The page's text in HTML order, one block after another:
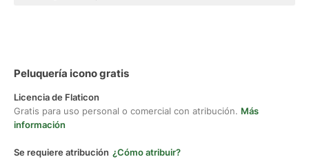
Peluquería icono gratis
Licencia de Flaticon
Gratis para uso personal o comercial con atribución. Más
información
Se requiere atribución ¿Cómo atribuir?